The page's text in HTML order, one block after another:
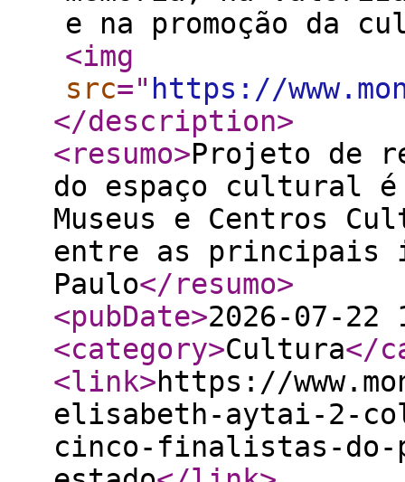
e na promoção da
<img
src=" https://
</description>
<resumo>Projeto de
do espaço cultural
Museus e Centros
entre as principais
Paulo</resumo>
<pubDate>2026-07-22
<category>Cultura</
<link>https://
elisabeth-aytai-2-
cinco-finalistas-do-